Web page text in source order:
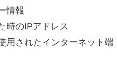
情報
時のIPアドレス
用されたインターネット端